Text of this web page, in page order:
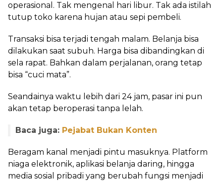
operasional. Tak mengenal hari libur. Tak ada istilah
tutup toko karena hujan atau sepi pembeli.
Transaksi bisa terjadi tengah malam. Belanja bisa
dilakukan saat subuh. Harga bisa dibandingkan di
sela rapat. Bahkan dalam perjalanan, orang tetap
bisa “cuci mata”.
Seandainya waktu lebih dari 24 jam, pasar ini pun
akan tetap beroperasi tanpa lelah.
Baca juga: Pejabat Bukan Konten
Beragam kanal menjadi pintu masuknya. Platform
niaga elektronik, aplikasi belanja daring, hingga
media sosial pribadi yang berubah fungsi menjadi